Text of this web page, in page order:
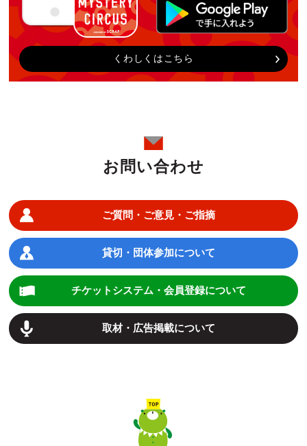
くわしくはこちら
お問い合わせ
ご質問・ご意見・ご指摘
貸切・団体参加について
チケットシステム・会員登録について
取材・広告掲載について